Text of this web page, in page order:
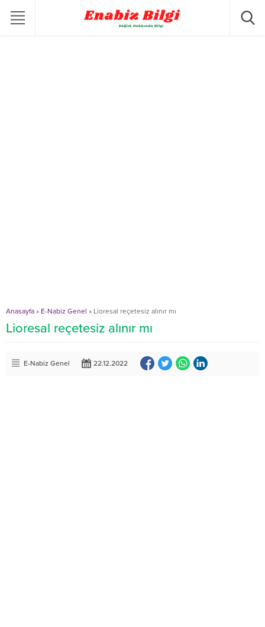
Anasayfa » E-Nabiz Genel » Lioresal reçetesiz alınır mı
Lioresal reçetesiz alınır mı
E-Nabiz Genel 22.12.2022